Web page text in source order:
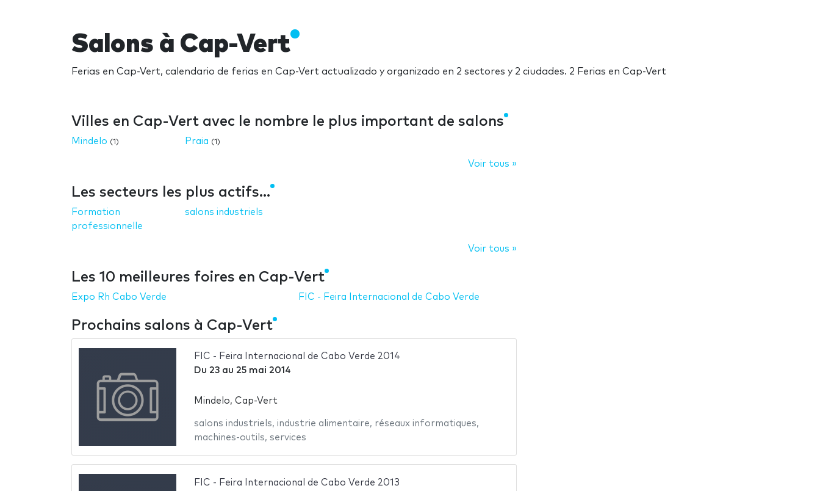
Salons à Cap-Vert
Ferias en Cap-Vert, calendario de ferias en Cap-Vert actualizado y organizado en 2 sectores y 2 ciudades. 2 Ferias en Cap-Vert
Villes en Cap-Vert avec le nombre le plus important de salons
Mindelo (1) Praia (1)
Voir tous »
Les secteurs les plus actifs...
Formation
professionnelle
salons industriels
Voir tous »
Les 10 meilleures foires en Cap-Vert
Expo Rh Cabo Verde FIC - Feira Internacional de Cabo Verde
Prochains salons à Cap-Vert
FIC - Feira Internacional de Cabo Verde 2014
Du 23au 25 mai 2014
Mindelo, Cap-Vert
salons industriels, industrie alimentaire, réseaux informatiques,
machines-outils, services
FIC - Feira Internacional de Cabo Verde 2013